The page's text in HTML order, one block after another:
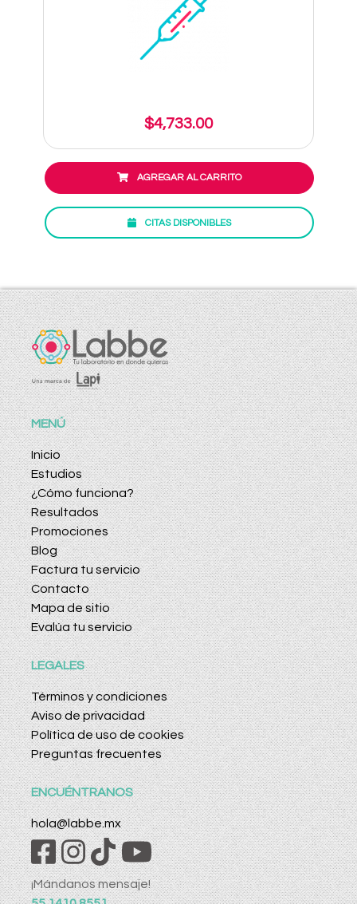
$4,733.00
AGREGAR AL CARRITO
CITAS DISPONIBLES
MENÚ
Inicio
Estudios
¿Cómo funciona?
Resultados
Promociones
Blog
Factura tu servicio
Contacto
Mapa de sitio
Evalúa tu servicio
LEGALES
Términos y condiciones
Aviso de privacidad
Política de uso de cookies
Preguntas frecuentes
ENCUÉNTRANOS
hola@labbe.mx
¡Mándanos mensaje!